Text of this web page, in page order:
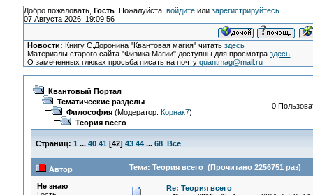
Добро пожаловать, Гость. Пожалуйста, войдитеили зарегистрируйтесь.
07 Августа 2026, 19:09:56
Новости: Книгу С.Доронина "Квантовая магия" читатьздесь
Материалы старого сайта "Физика Магии" доступны для просмотраздесь
О замеченных глюках просьба писать на почтуquantmag@mail.ru
Квантовый Портал
Тематические разделы
Философия(Модератор: Корнак7)
Теория всего
0
Страниц: 1 ... 40 41 [42] 43 44 ... 68 Все
Автор Тема: Теория всего (Прочитано 2256751 раз)
Не знаю
Re: Теория всего